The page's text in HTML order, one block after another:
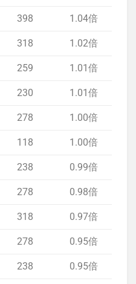
398 1.04倍
318 1.02倍
259 1.01倍
230 1.01倍
278 1.00倍
118 1.00倍
238 0.99倍
278 0.98倍
318 0.97倍
278 0.95倍
238 0.95倍